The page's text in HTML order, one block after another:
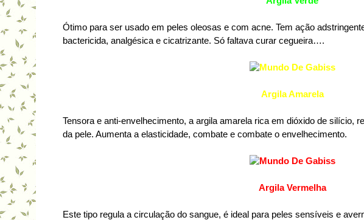
Ótimo para ser usado em peles oleosas e com acne. Tem ação
bactericida, analgésica e cicatrizante. Só faltava curar cegueira….
Argila Amarela
Tensora e anti-envelhecimento, a argila amarela rica em dióxido de silício,
da pele. Aumenta a elasticidade, combate e combate o envelhecimento.
Argila Vermelha
Este tipo regula a circulação do sangue, é ideal para peles sensíveis e